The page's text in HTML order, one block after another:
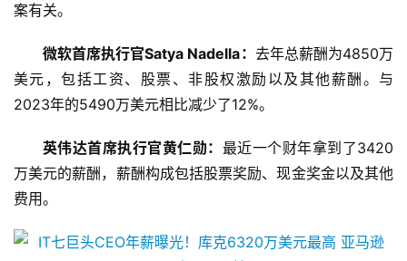
案有关。
微软首席执行官Satya Nadella： 去年总薪酬为4850万
美元，包括工资、股票、非股权激励以及其他薪酬。与
2023年的5490万美元相比减少了12%。
英伟达首席执行官黄仁勋： 最近一个财年拿到了3420
万美元的薪酬，薪酬构成包括股票奖励、现金奖金以及其他
费用。